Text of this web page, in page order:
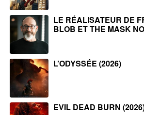
LE RÉALISATEUR DE
BLOB ET THE MASK
L’ODYSSÉE (2026)
EVIL DEAD BURN